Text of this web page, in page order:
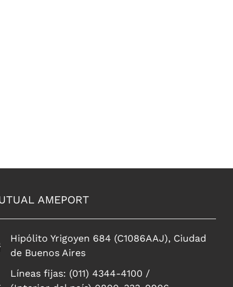
AMEPORT
Hipólito Yrigoyen 684 (C1086AAJ), Ciudad
de Buenos Aires
Líneas fijas: (011) 4344-4100 /